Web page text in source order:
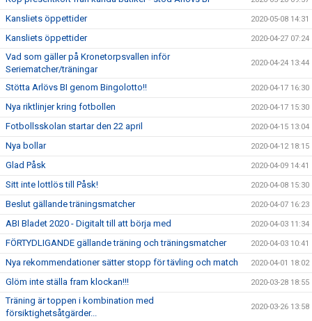
Kansliets öppettider 2020-05-08 14:31
Kansliets öppettider 2020-04-27 07:24
Vad som gäller på Kronetorpsvallen inför
Seriematcher/träningar
2020-04-24 13:44
Stötta Arlövs BI genom Bingolotto!! 2020-04-17 16:30
Nya riktlinjer kring fotbollen 2020-04-17 15:30
Fotbollsskolan startar den 22 april 2020-04-15 13:04
Nya bollar 2020-04-12 18:15
Glad Påsk 2020-04-09 14:41
Sitt inte lottlös till Påsk! 2020-04-08 15:30
Beslut gällande träningsmatcher 2020-04-07 16:23
ABI Bladet 2020 - Digitalt till att börja med 2020-04-03 11:34
FÖRTYDLIGANDE gällande träning och träningsmatcher 2020-04-03 10:41
Nya rekommendationer sätter stopp för tävling och match 2020-04-01 18:02
Glöm inte ställa fram klockan!!! 2020-03-28 18:55
Träning är toppen i kombination med
försiktighetsåtgärder...
2020-03-26 13:58